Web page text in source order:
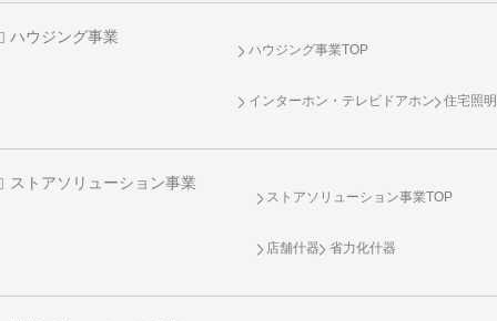
ハウジング事業
ハウジング事業TOP
インターホン・テレビドアホン 住宅照明
ストアソリューション事業
ストアソリューション事業TOP
店舗什器 省力化什器